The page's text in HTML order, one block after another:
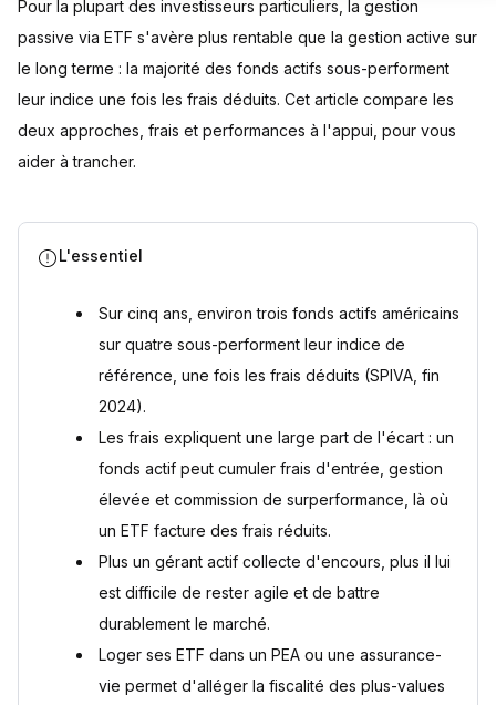
Sources
Pour la plupart des investisseurs particuliers, la gestion
passive via ETF s'avère plus rentable que la gestion active sur
le long terme : la majorité des fonds actifs sous-performent
leur indice une fois les frais déduits. Cet article compare les
deux approches, frais et performances à l'appui, pour vous
aider à trancher.
L'essentiel
Sur cinq ans, environ trois fonds actifs américains
sur quatre sous-performent leur indice de
référence, une fois les frais déduits (SPIVA, fin
2024).
Les frais expliquent une large part de l'écart : un
fonds actif peut cumuler frais d'entrée, gestion
élevée et commission de surperformance, là où
un ETF facture des frais réduits.
Plus un gérant actif collecte d'encours, plus il lui
est difficile de rester agile et de battre
durablement le marché.
Loger ses ETF dans un PEA ou une assurance-
vie permet d'alléger la fiscalité des plus-values